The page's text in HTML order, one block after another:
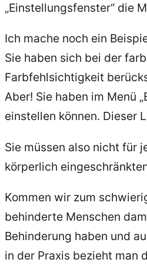
„Einstellungsfenster“ die
Ich mache noch ein
Sie haben sich bei der
Farbfehlsichtigkeit
Aber! Sie haben im Menü
einstellen können. Dieser
Sie müssen also nicht für
körperlich
Kommen wir zum
behinderte Menschen
Behinderung haben und
in der Praxis bezieht man